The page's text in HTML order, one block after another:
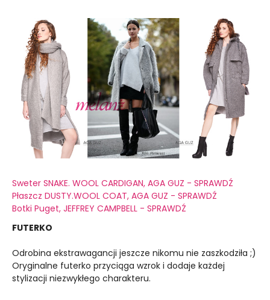
Sweter SNAKE. WOOL CARDIGAN, AGA GUZ - SPRAWDŹ
Płaszcz DUSTY.WOOL COAT, AGA GUZ - SPRAWDŹ
Botki Puget, JEFFREY CAMPBELL - SPRAWDŹ
FUTERKO
Odrobina ekstrawagancji jeszcze nikomu nie zaszkodziła ;)
Oryginalne futerko przyciąga wzrok i dodaje każdej
stylizacji niezwykłego charakteru.